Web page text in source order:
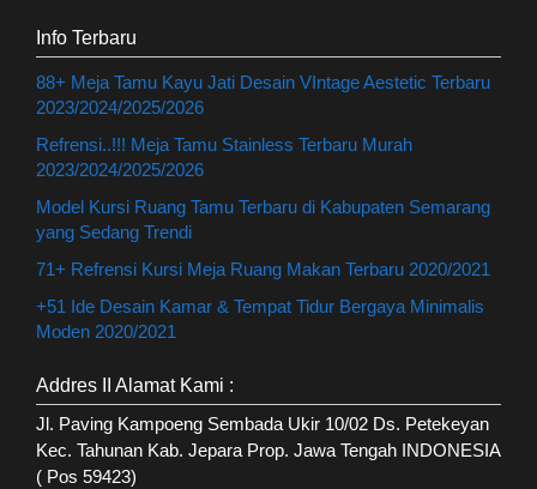
Info Terbaru
88+ Meja Tamu Kayu Jati Desain VIntage Aestetic Terbaru
2023/2024/2025/2026
Refrensi..!!! Meja Tamu Stainless Terbaru Murah
2023/2024/2025/2026
Model Kursi Ruang Tamu Terbaru di Kabupaten Semarang
yang Sedang Trendi
71+ Refrensi Kursi Meja Ruang Makan Terbaru 2020/2021
+51 Ide Desain Kamar & Tempat Tidur Bergaya Minimalis
Moden 2020/2021
Addres II Alamat Kami :
Jl. Paving Kampoeng Sembada Ukir 10/02 Ds. Petekeyan
Kec. Tahunan Kab. Jepara Prop. Jawa Tengah INDONESIA
( Pos 59423)